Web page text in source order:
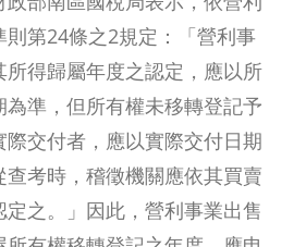
第24條之2規定：「營利事
得歸屬年度之認定，應以所
準，但所有權未移轉登記予
際交付者，應以實際交付日期
考時，稽徵機關應依其買賣
之。」因此，營利事業出售